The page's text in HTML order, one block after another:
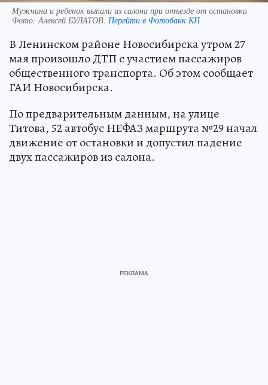
Мужчина и ребенок выпали из салона при отъезде от остановки
Фото: Алексей БУЛАТОВ. Перейти в Фотобанк КП
В Ленинском районе Новосибирска утром 27
мая произошло ДТП с участием пассажиров
общественного транспорта. Об этом сообщает
ГАИ Новосибирска.
По предварительным данным, на улице
Титова, 52 автобус НЕФАЗ маршрута №29 начал
движение от остановки и допустил падение
двух пассажиров из салона.